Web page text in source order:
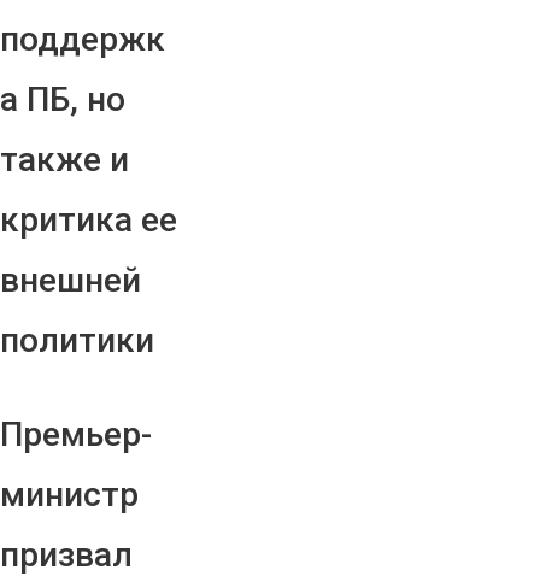
поддержк
а ПБ, но
также и
критика ее
внешней
политики
Премьер-
министр
призвал